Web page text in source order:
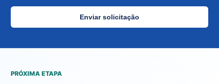
Enviar solicitação
PRÓXIMA ETAPA